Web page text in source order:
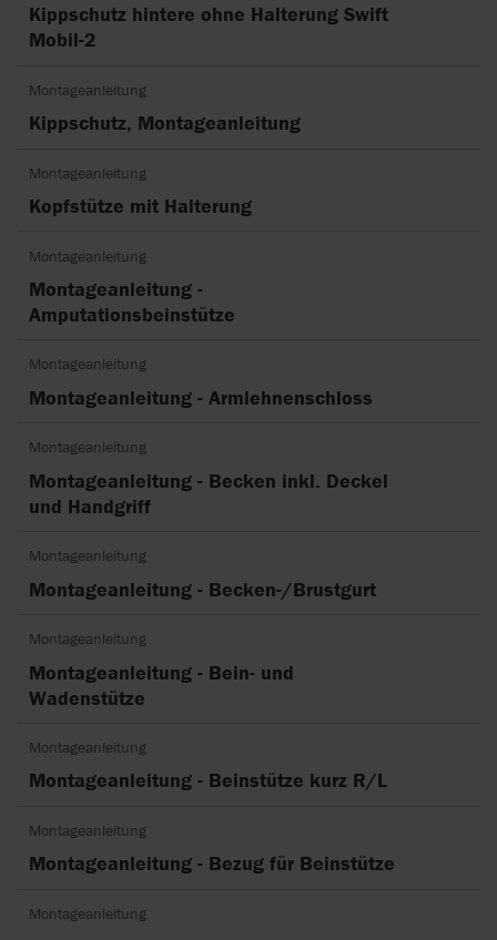
Kippschutz hintere ohne Halterung Swift
Mobil-2
Montageanleitung
Kippschutz, Montageanleitung
Montageanleitung
Kopfstütze mit Halterung
Montageanleitung
Montageanleitung -
Amputationsbeinstütze
Montageanleitung
Montageanleitung - Armlehnenschloss
Montageanleitung
Montageanleitung - Becken inkl. Deckel
und Handgriff
Montageanleitung
Montageanleitung - Becken-/Brustgurt
Montageanleitung
Montageanleitung - Bein- und
Wadenstütze
Montageanleitung
Montageanleitung - Beinstütze kurz R/L
Montageanleitung
Montageanleitung - Bezug für Beinstütze
Montageanleitung